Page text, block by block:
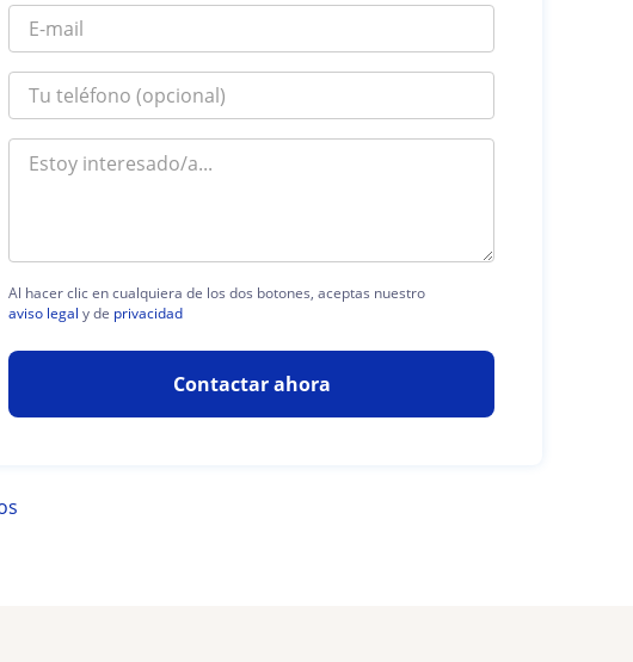
Al hacer clic en cualquiera de los dos botones, aceptas nuestro
aviso legal y de privacidad
Contactar ahora